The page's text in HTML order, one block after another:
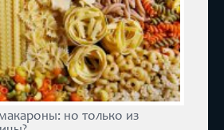
но только из